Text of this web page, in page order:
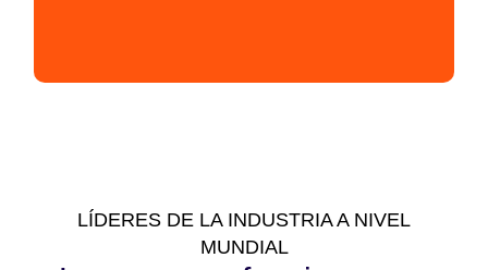
LÍDERES DE LA INDUSTRIA A NIVEL
MUNDIAL